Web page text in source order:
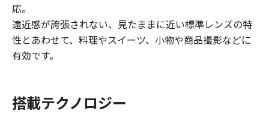
応。
遠近感が誇張されない、見たままに近い標準レンズの特
性とあわせて、料理やスイーツ、小物や商品撮影などに
有効です。
搭載テクノロジー